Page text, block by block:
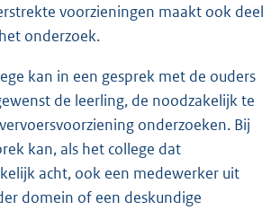
voorzieningen maakt ook deel
onderzoek.
kan in een gesprek met de ouders
de leerling, de noodzakelijk te
onderzoeken. Bij
kan, als het college dat
acht, ook een medewerker uit
domein of een deskundige